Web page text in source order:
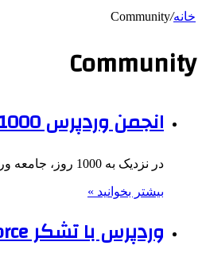
خانه/
Community
Community
انجمن وردپرس 1000 تم بلوکی را در 1000 روز ایجاد می کند
در نزدیک به 1000 روز، جامعه وردپرس 1000 تم بلوک ایجاد کرده است – با هم گرد هم می آیند…
بیشتر بخوانید »
وردپرس با تشکر Salesforce